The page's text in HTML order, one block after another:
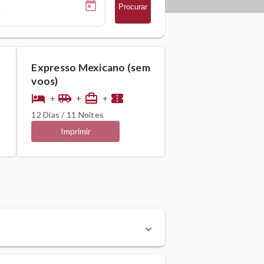
Procurar
Expresso Mexicano (sem
voos)
hotel + airport_shuttle + card_travel + confirmation_number
12 Dias / 11 Noites
Imprimir